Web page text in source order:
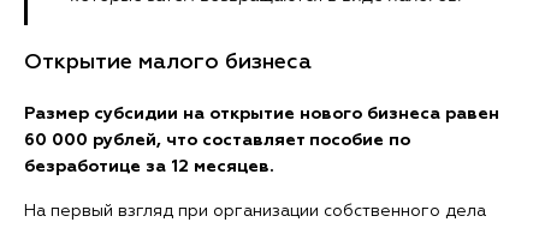
Открытие малого бизнеса
Размер субсидии на открытие нового бизнеса равен
60 000 рублей, что составляет пособие по
безработице за 12 месяцев.
На первый взгляд при организации собственного дела